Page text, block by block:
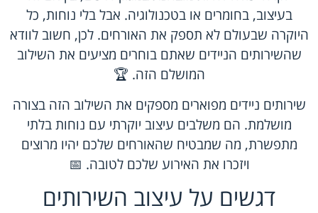
בעיצוב, בחומרים או בטכנולוגיה. אבל בלי נוחות, כל
היוקרה שבעולם לא תספק את האורחים. לכן, חשוב לוודא
שהשירותים הניידים שאתם בוחרים מציעים את השילוב
המושלם הזה. 🏆
שירותים ניידים מפוארים מספקים את השילוב הזה בצורה
מושלמת. הם משלבים עיצוב יוקרתי עם נוחות בלתי
מתפשרת, מה שמבטיח שהאורחים שלכם יהיו מרוצים
ויזכרו את האירוע שלכם לטובה. 📅
דגשים על עיצוב השירותים